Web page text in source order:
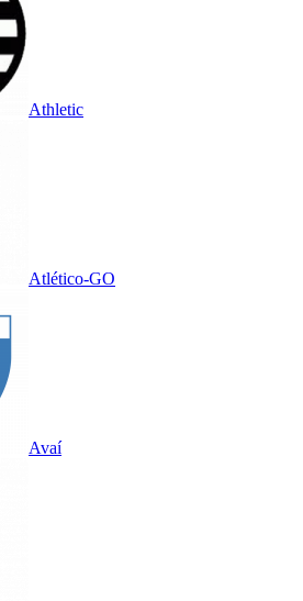
Athletic
Atlético-GO
Avaí